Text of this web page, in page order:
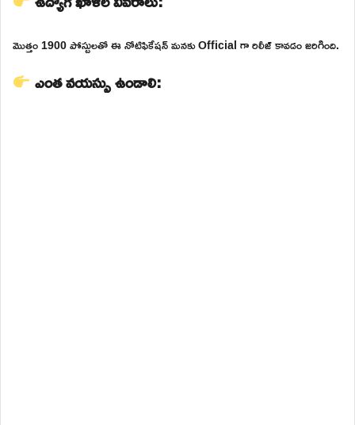
మొత్తం 1900 పోస్టులతో ఈ నోటిఫికేషన్ మనకు Official గా రిలీజ్ కావడం జరిగింది.
ఎంత వయస్సు ఉండాలి: